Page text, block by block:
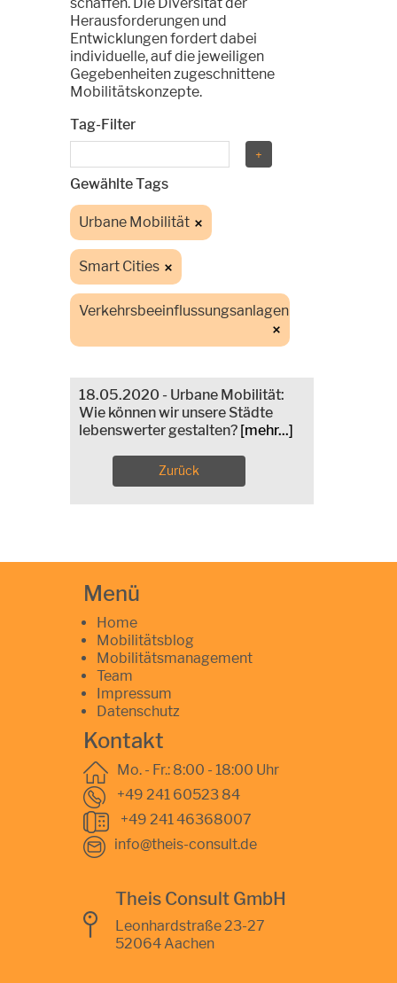
Herausforderungen und
Entwicklungen fordert dabei
individuelle, auf die jeweiligen
Gegebenheiten zugeschnittene
Mobilitätskonzepte.
Tag-Filter
Gewählte Tags
Urbane Mobilität
Smart Cities
Verkehrsbeeinflussungsanlagen
18.05.2020 - Urbane Mobilität:
Wie können wir unsere Städte
lebenswerter gestalten? [mehr...]
Zurück
Menü
Home
Mobilitätsblog
Mobilitätsmanagement
Team
Impressum
Datenschutz
Kontakt
Mo. - Fr.: 8:00 - 18:00 Uhr
+49 241 60523 84
+49 241 46368007
info@theis-consult.de
Theis Consult GmbH
Leonhardstraße 23-27
52064 Aachen